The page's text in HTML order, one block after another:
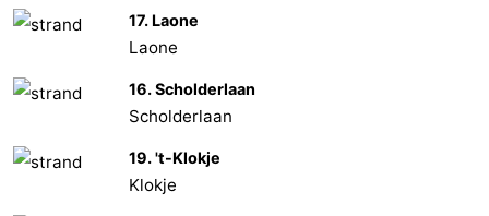
Duiveland
-
17. Laone
Laone
16. Scholderlaan
Scholderlaan
19. 't-Klokje
Klokje